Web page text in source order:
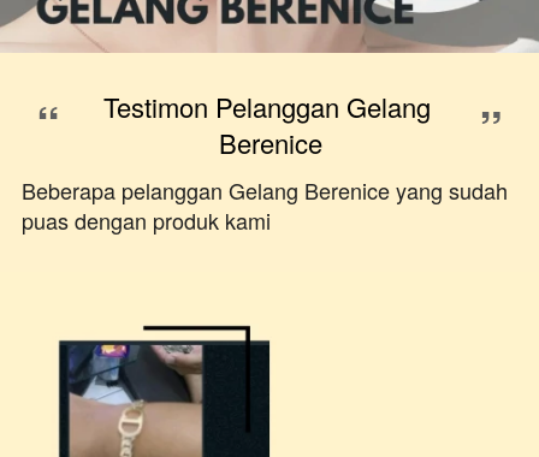
“
Testimon Pelanggan Gelang
Berenice
”
Beberapa pelanggan Gelang Berenice yang sudah
puas dengan produk kami